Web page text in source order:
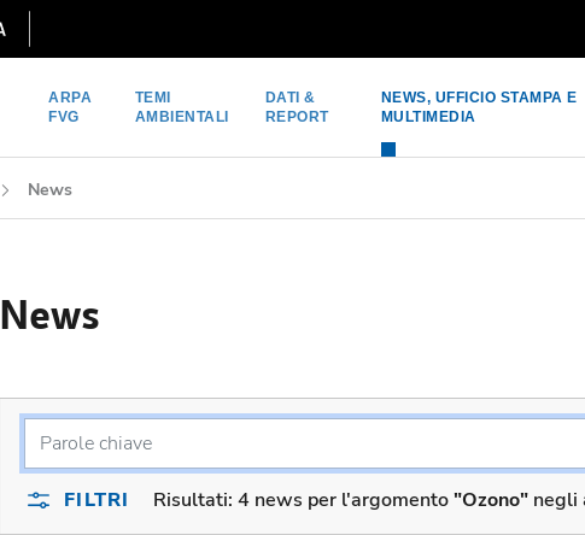
ARPA
FVG
TEMI
AMBIENTALI
DATI &
REPORT
NEWS, UFFICIO STAMPA E
MULTIMEDIA
News
News
FILTRI Risultati:4 news per l'argomento"Ozono" negli